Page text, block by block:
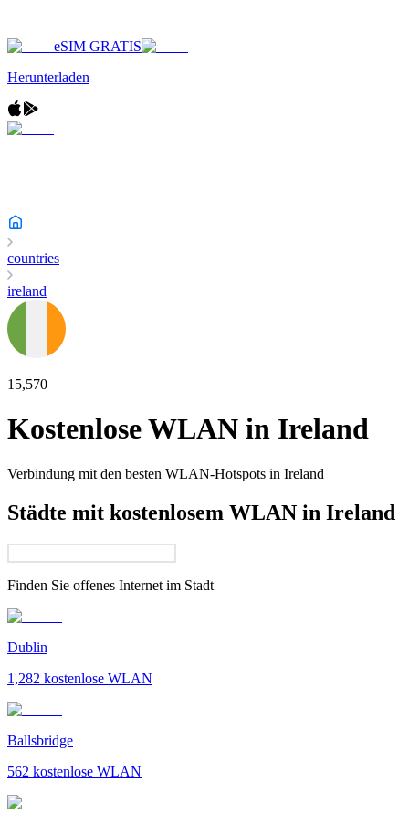
eSIM GRATIS
Herunterladen
countries
ireland
15,570
Kostenlose WLAN in Ireland
Verbindung mit den besten WLAN-Hotspots in Ireland
Städte mit kostenlosem WLAN in Ireland
Finden Sie offenes Internet im Stadt
Dublin
1,282 kostenlose WLAN
Ballsbridge
562 kostenlose WLAN